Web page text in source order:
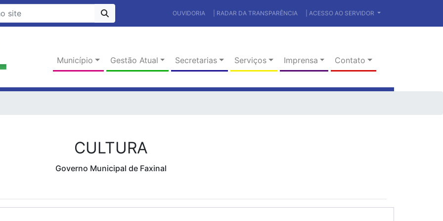
OUVIDORIA | RADAR DA TRANSPARÊNCIA | ACESSO AO SERVIDOR
Município Gestão Atual Secretarias Serviços Imprensa Contato
CULTURA
Governo Municipal de Faxinal